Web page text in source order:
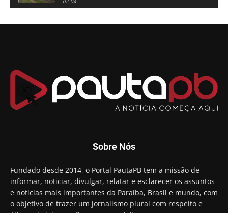
candidatura a governador da Paraíba
Chapa dos sonhos: Cícero agradece a Galdino,
Arthur Lira parabeniza Karla Pimentel por sua
reeleição em Conde
00:23
Aguinaldo Ribeiro destaca apoio do PP a Hugo
preso e faz vídeo na cadeia
Hugo Motta retira projeto que permitia bancos
"confiscar" dinheiro de clientes
01:49
Descaso da gestão Panta deixa crianças e
professoras 'ilhadas' em creche
Sobre Nós
Fundado desde 2014, o Portal PautaPB tem a missão de
informar, noticiar, divulgar, relatar e esclarecer os assuntos
e notícias mais importantes da Paraíba, Brasil e mundo, com
o objetivo de trazer um jornalismo plural com respeito e